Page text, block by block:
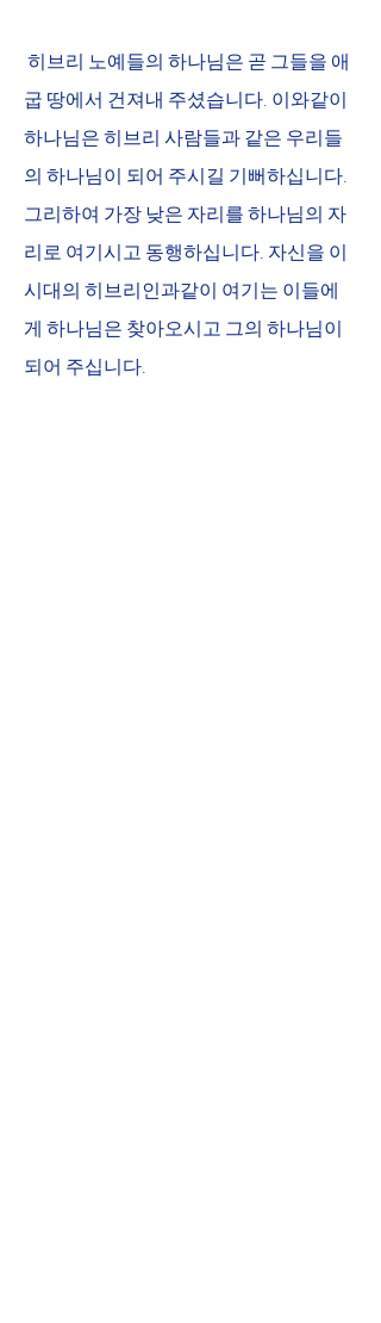
굽 땅에서 건져내 주셨습니다. 이와같이
하나님은 히브리 사람들과 같은 우리들
의 하나님이 되어 주시길 기뻐하십니다.
그리하여 가장 낮은 자리를 하나님의 자
리로 여기시고 동행하십니다. 자신을 이
시대의 히브리인과같이 여기는 이들에
게 하나님은 찾아오시고 그의 하나님이
되어 주십니다.